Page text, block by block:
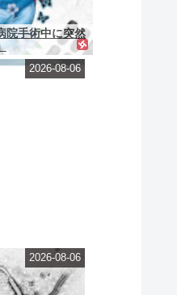
院手術中に突然
2026-08-06
2026-08-06